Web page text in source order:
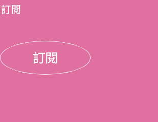
閲
訂閱